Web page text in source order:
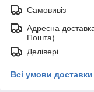
Самовивіз
Адресна
Пошта)
Делівері
Всі умови доставки